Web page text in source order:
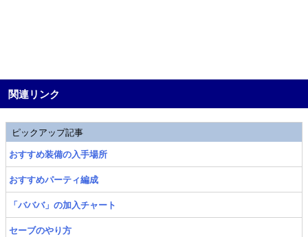
関連リンク
ピックアップ記事
おすすめ装備の入手場所
おすすめパーティ編成
「バババ」の加入チャート
セーブのやり方